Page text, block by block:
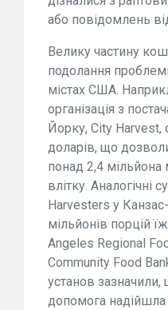
або повідомлень
Велику частину
подолання
містах США.
організація з
Йорку, City Harvest,
доларів, що
понад 2,4 мільйона
влітку. Аналогічні
Harvesters у
мільйонів порцій
Angeles Regional
Community Food
установ зазначили,
допомога